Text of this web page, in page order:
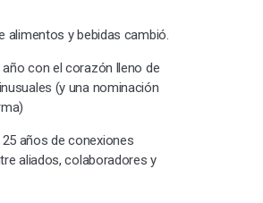
alimentos y bebidas cambió.
con el corazón lleno de
(y una nominación
años de conexiones
aliados, colaboradores y